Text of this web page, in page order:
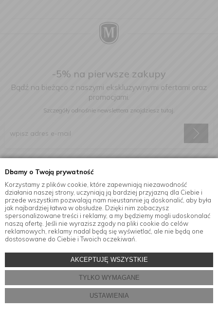
Dbamy o Twoją prywatność
Korzystamy z plików cookie, które zapewniają niezawodność
działania naszej strony, uczyniają ją bardziej przyjazną dla Ciebie i
przede wszystkim pozwalają nam nieustannie ją doskonalić, aby była
jak najbardziej łatwa w obsłudze. Dzięki nim zobaczysz
spersonalizowane treści i reklamy, a my będziemy mogli udoskonalać
naszą ofertę. Jeśli nie wyrazisz zgody na pliki cookie do celów
reklamowych, reklamy nadal będą się wyświetlać, ale nie będą one
dostosowane do Ciebie i Twoich oczekiwań.
AKCEPTUJĘ WSZYSTKIE
TYLKO WYMAGANE
USTAWIENIA
-5% na pierwsze zakupy
Bądź na bieżąco z naszymi ekskluzywnymi ofertami oraz
promocjami.
Szczegóły odnośnie newslettera znajdziesz tutaj.
elektroniczną na podany adres e-mail.
Informacje
Akcesoria kuchenne w sklepie internetowym MensaHome.eu
Projekt i oprogramowanie sklepu:ebexo